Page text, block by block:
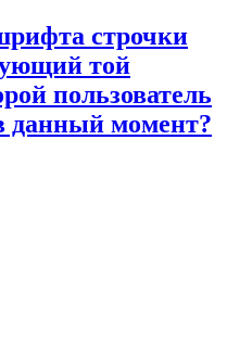
строчки
той
пользователь
данный момент?